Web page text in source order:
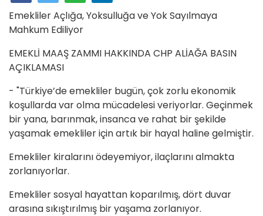
Emekliler Açlığa, Yoksulluğa ve Yok Sayılmaya
Mahkum Ediliyor
EMEKLİ MAAŞ ZAMMI HAKKINDA CHP ALİAĞA BASIN
AÇIKLAMASI
- "Türkiye’de emekliler bugün, çok zorlu ekonomik
koşullarda var olma mücadelesi veriyorlar. Geçinmek
bir yana, barınmak, insanca ve rahat bir şekilde
yaşamak emekliler için artık bir hayal haline gelmiştir.
Emekliler kiralarını ödeyemiyor, ilaçlarını almakta
zorlanıyorlar.
Emekliler sosyal hayattan koparılmış, dört duvar
arasına sıkıştırılmış bir yaşama zorlanıyor.